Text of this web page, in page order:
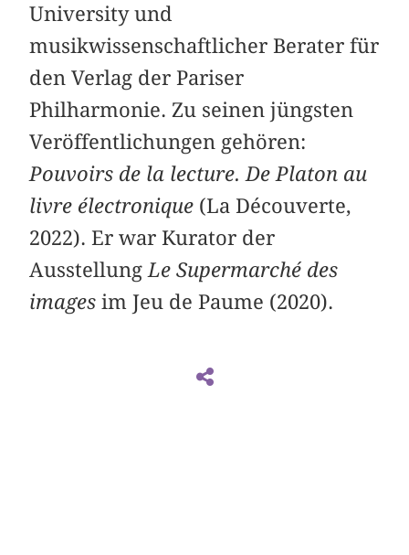
University und
musikwissenschaftlicher Berater für
den Verlag der Pariser
Philharmonie. Zu seinen jüngsten
Veröffentlichungen gehören:
Pouvoirs de la lecture. De Platon au
livre électronique (La Découverte,
2022). Er war Kurator der
Ausstellung Le Supermarché des
images im Jeu de Paume (2020).